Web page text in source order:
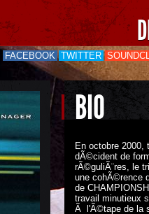
FACEBOOK TWITTER
BIO
En octobre
dÃ©cident de
rÃ©guliÃ¨res, le
une cohÃ©rence
de
travail minutieux
Ã l'Ã©tape de la